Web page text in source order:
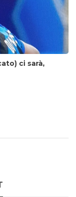
ci sarà,